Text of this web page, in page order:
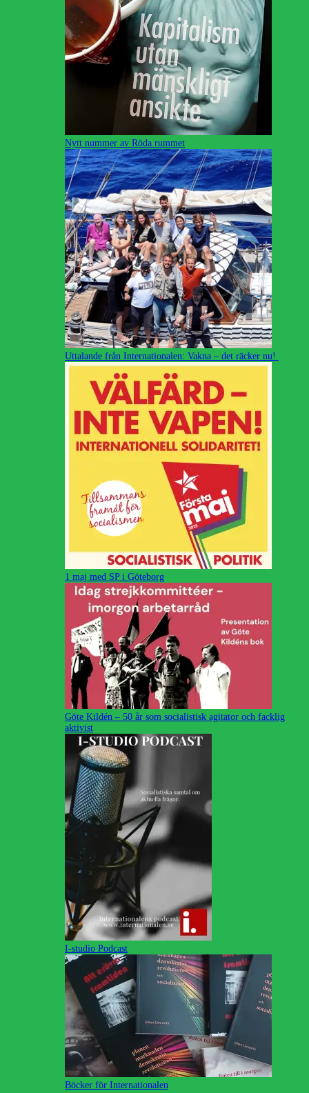
Nytt nummer av Röda rummet
Uttalande från Internationalen: Vakna – det räcker nu!
1 maj med SP i Göteborg
Göte Kildén – 50 år som socialistisk agitator och facklig
aktivist
I-studio Podcast
Böcker för Internationalen